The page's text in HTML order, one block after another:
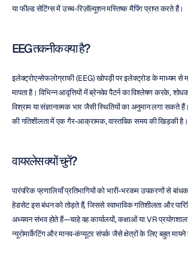
या फील्ड सेटिंग्स में उच्च-रिज़ॉल्यूशन मस्तिष्क मैपिंग प्राप्त करते हैं।
EEG तकनीक क्या है?
इलेक्ट्रोएन्सेफलोग्राफी (EEG) खोपड़ी पर इलेक्ट्रोड के माध्यम से
मापता है। विभिन्न आवृत्तियों में ब्रेनवेव पैटर्न का विश्लेषण करके,
विश्राम या संज्ञानात्मक भार जैसी स्थितियों का अनुमान लगा सकते
की गतिशीलता में एक गैर-आक्रामक, वास्तविक समय की खिड़की है।
वायरलेस क्यों चुनें?
पारंपरिक प्रणालियाँ प्रतिभागियों को भारी-भरकम उपकरणों से
हेडसेट इस बंधन को तोड़ते हैं, जिससे स्वाभाविक गतिशीलता और
अध्ययन संभव होते हैं—चाहे वह कार्यालयों, कक्षाओं या VR
न्यूरोमार्केटिंग और मानव-कंप्यूटर संपर्क जैसे क्षेत्रों के लिए बहुत